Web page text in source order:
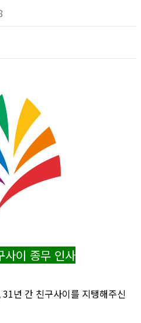
사이 종무 인사
년 간 친구사이를 지탱해주신